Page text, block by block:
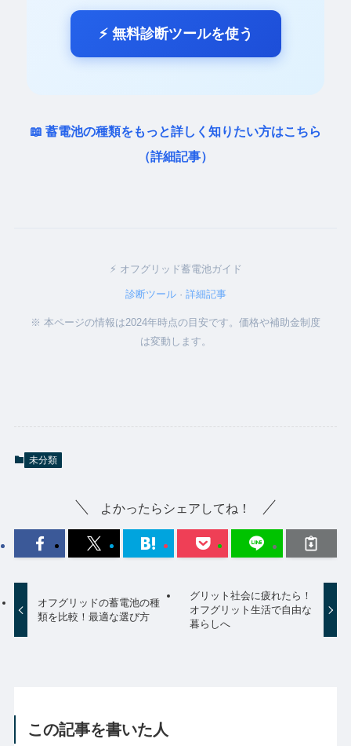
⚡ 無料診断ツールを使う
📖 蓄電池の種類をもっと詳しく知りたい方はこちら
（詳細記事）
⚡ オフグリッド蓄電池ガイド
診断ツール· 詳細記事
※ 本ページの情報は2024年時点の目安です。価格や補助金制度
は変動します。
未分類
よかったらシェアしてね！
オフグリッドの蓄電池の種
類を比較！最適な選び方
グリット社会に疲れたら！
オフグリット生活で自由な
暮らしへ
この記事を書いた人